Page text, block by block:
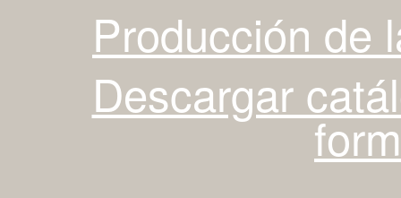
Producción de
Descargar